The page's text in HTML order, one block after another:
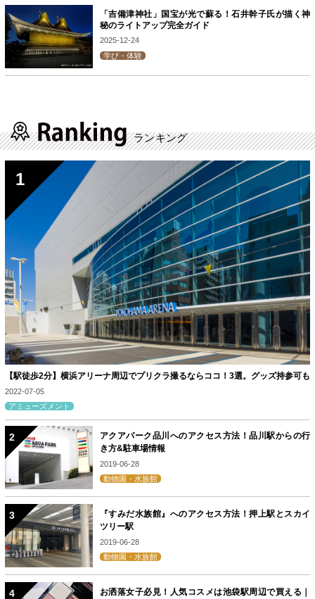
「吉備津神社」国宝が光で蘇る！石井幹子氏が描く神
秘のライトアップ完全ガイド
2025-12-24
学び・体験
ランキング
【駅徒歩2分】横浜アリーナ周辺でプリクラ撮るならココ！3選。グッズ持参可も
2022-07-05
アミューズメント
アクアパーク品川へのアクセス方法！品川駅からの行
き方&駐車場情報
2019-06-28
動物園・水族館
『すみだ水族館』へのアクセス方法！押上駅とスカイ
ツリー駅
2019-06-28
動物園・水族館
お洒落女子必見！人気コスメは池袋駅周辺で買える｜